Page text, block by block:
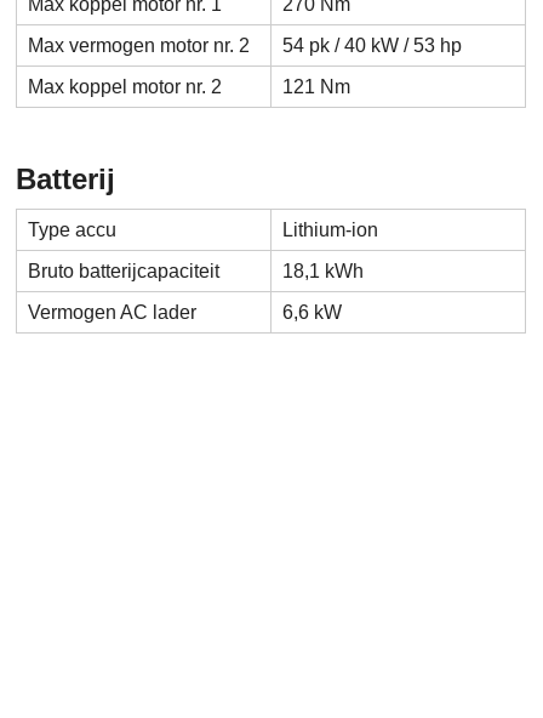
Max vermogen motor nr. 2
54 pk / 40 kW / 53 hp
Max koppel motor nr. 2
121 Nm
Batterij
Type accu
Lithium-ion
Bruto batterijcapaciteit
18,1 kWh
Vermogen AC lader
6,6 kW